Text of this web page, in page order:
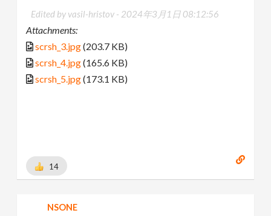
Edited by vasil-hristov - 2024年3月1日 08:12:56
Attachments:
scrsh_3.jpg(203.7 KB)
scrsh_4.jpg(165.6 KB)
scrsh_5.jpg(173.1 KB)
14
NSONE